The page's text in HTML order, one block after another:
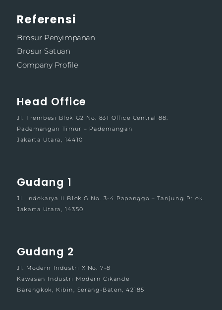
Referensi
Brosur Penyimpanan
Brosur Satuan
Company Profile
Head Office
Jl. Trembesi Blok G2 No. 831 Office Central 88.
Pademangan Timur – Pademangan
Jakarta Utara, 14410
Gudang 1
Jl. Indokarya II Blok G No. 3-4 Papanggo – Tanjung Priok.
Jakarta Utara, 14350
Gudang 2
Jl. Modern Industri X No. 7-8
Kawasan Industri Modern Cikande
Barengkok, Kibin, Serang-Baten, 42185